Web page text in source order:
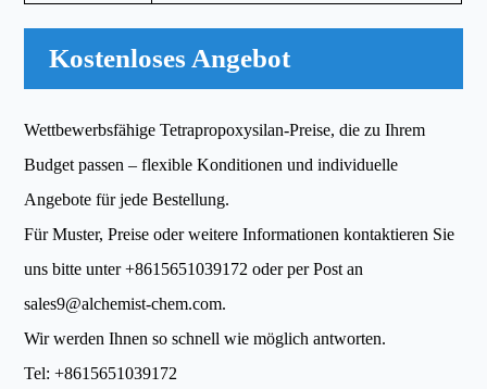
Kostenloses Angebot
Wettbewerbsfähige Tetrapropoxysilan-Preise, die zu Ihrem
Budget passen – flexible Konditionen und individuelle
Angebote für jede Bestellung.
Für Muster, Preise oder weitere Informationen kontaktieren Sie
uns bitte unter+8615651039172 oder per Post an
sales9@alchemist-chem.com.
Wir werden Ihnen so schnell wie möglich antworten.
Tel:+8615651039172